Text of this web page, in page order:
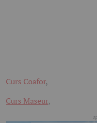
Curs Coafor,
Curs Maseur,